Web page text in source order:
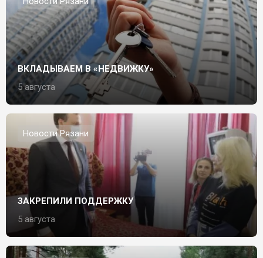
ВКЛАДЫВАЕМ В «НЕДВИЖКУ»
5 августа
Новости Рязани
ЗАКРЕПИЛИ ПОДДЕРЖКУ
5 августа